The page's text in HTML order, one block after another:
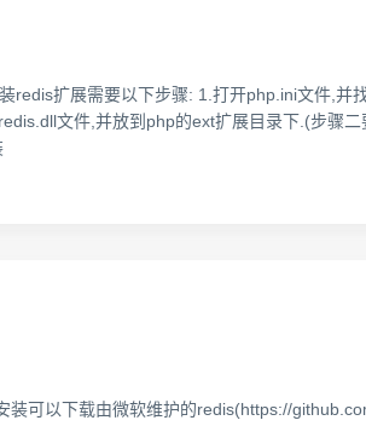
redis扩展需要以下步骤: 1.打开php.ini文件,
文件,并放到php的ext扩展目录下.(步骤
装可以下载由微软维护的redis(https://